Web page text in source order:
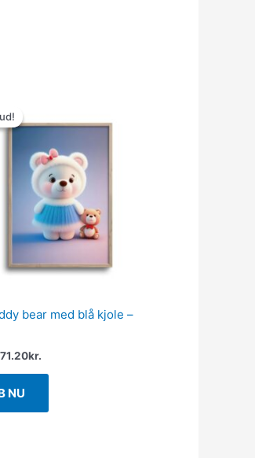
bear med blå kjole –
oprindelige
pris
89.00kr..
71.20kr.
pris
71.20kr..
NU